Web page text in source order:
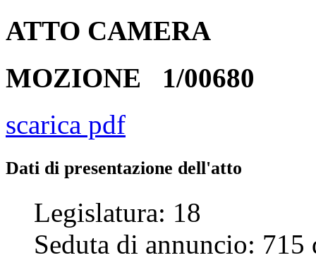
ATTO CAMERA
MOZIONE 1/00680
scarica pdf
Dati di presentazione dell'atto
Legislatura: 18
Seduta di annuncio: 715